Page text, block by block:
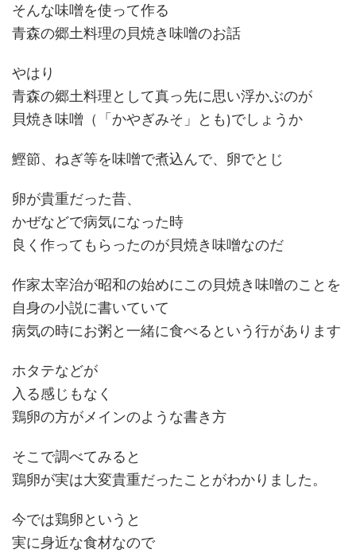
そんな味噌を使って作る
青森の郷土料理の貝焼き味噌のお話
やはり
青森の郷土料理として真っ先に思い浮かぶのが
貝焼き味噌（「かやぎみそ」とも)でしょうか
鰹節、ねぎ等を味噌で煮込んで、卵でとじ
卵が貴重だった昔、
かぜなどで病気になった時
良く作ってもらったのが貝焼き味噌なのだ
作家太宰治が昭和の始めにこの貝焼き味噌のことを
自身の小説に書いていて
病気の時にお粥と一緒に食べるという行があります
ホタテなどが
入る感じもなく
鶏卵の方がメインのような書き方
そこで調べてみると
鶏卵が実は大変貴重だったことがわかりました。
今では鶏卵というと
実に身近な食材なので